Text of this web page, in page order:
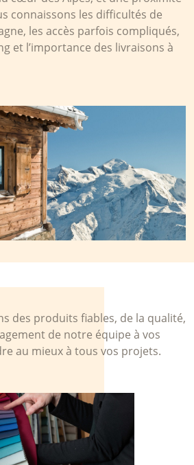
connaissons les difficultés de
les accès parfois compliqués,
et l’importance des livraisons à
des produits fiables, de la qualité,
de notre équipe à vos
au mieux à tous vos projets.